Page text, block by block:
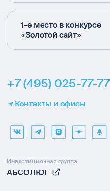
1-е место в конкурсе
«Золотой сайт»
+7 (495) 025-77-77
Контакты и офисы
Инвестиционная группа
АБСОЛЮТ